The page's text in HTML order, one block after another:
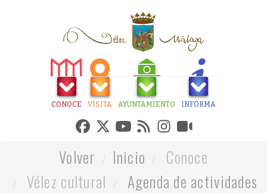
CONOCE VISITA AYUNTAMIENTO INFORMA
Volver Inicio
Conoce
Vélez cultural
Agenda de actividades